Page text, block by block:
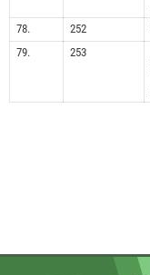
78.
252
79.
253